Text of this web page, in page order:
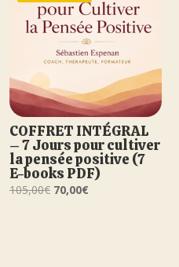
COFFRET INTÉGRAL
– 7 Jours pour cultiver
la pensée positive (7
E-books PDF)
105,00€ Le
70,00€